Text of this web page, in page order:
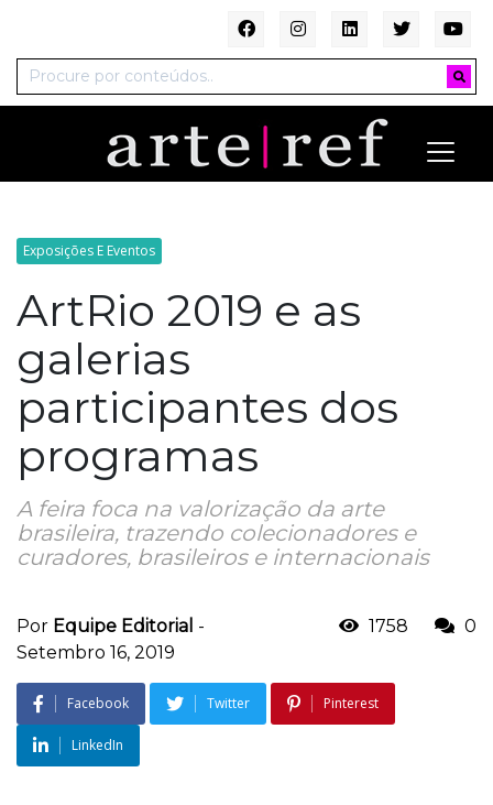
Exposições E Eventos
ArtRio 2019 e as
galerias
participantes dos
programas
A feira foca na valorização da arte
brasileira, trazendo colecionadores e
curadores, brasileiros e internacionais
Por Equipe Editorial -
Setembro 16, 2019
1758 0
Facebook Twitter Pinterest
LinkedIn